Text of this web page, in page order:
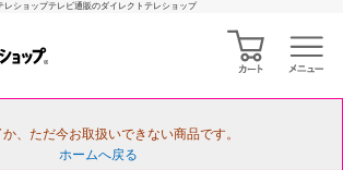
レショップテレビ通販のダイレクトテレショップ
、ただ今お取扱いできない商品です。
ホームへ戻る